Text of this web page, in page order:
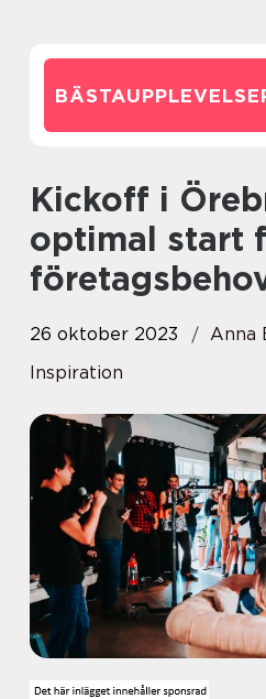
Kickoff i Örebro: En
optimal start
26 oktober 2023
Anna
Inspiration